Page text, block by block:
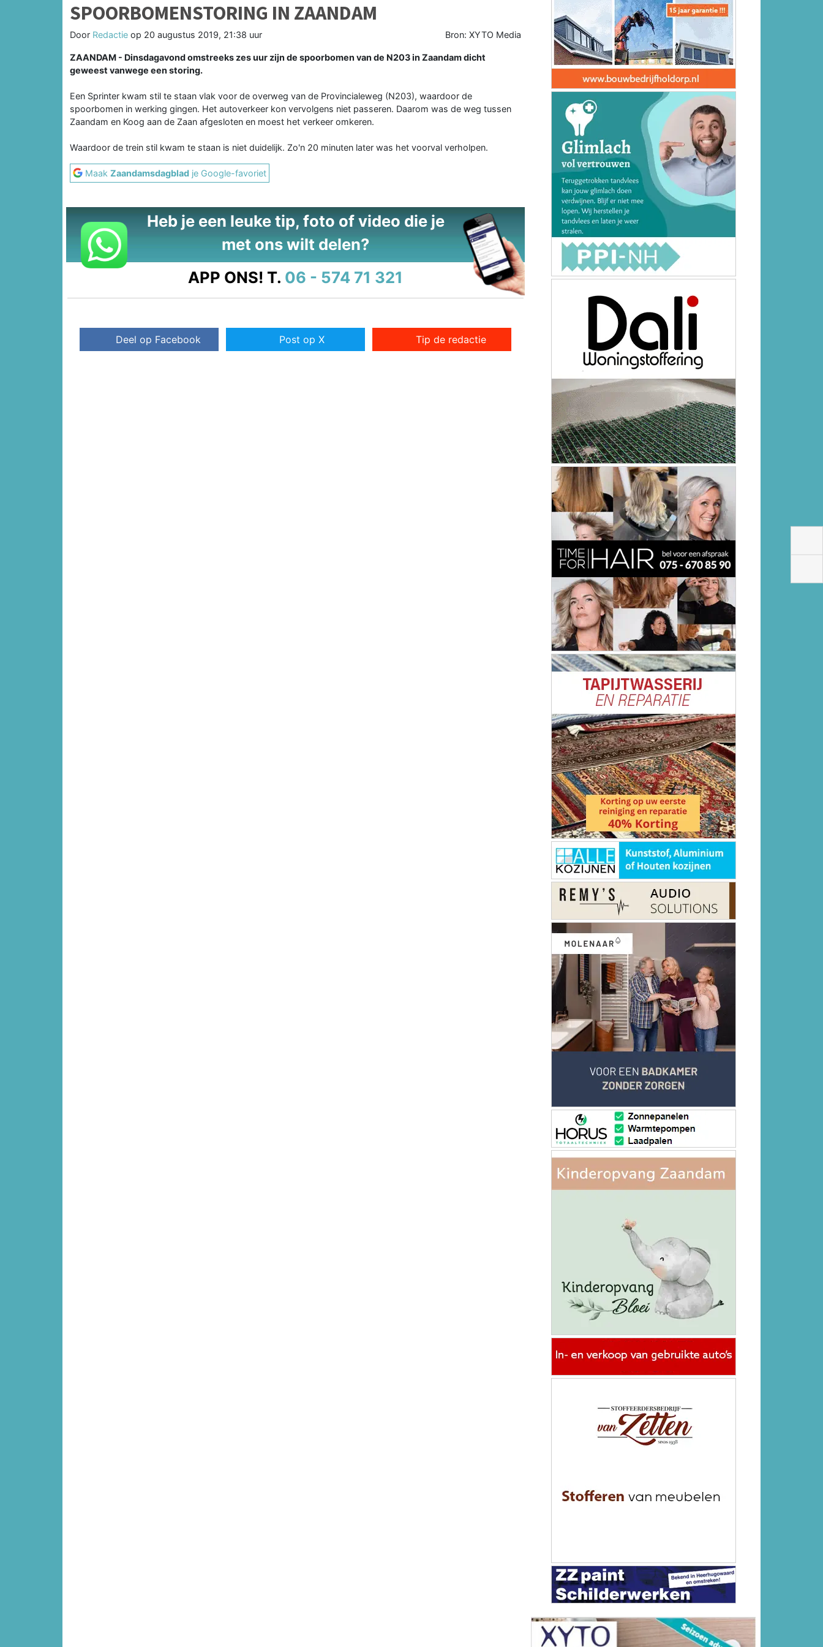
SPOORBOMENSTORING IN ZAANDAM
Door Redactie op 20 augustus 2019, 21:38 uur Bron: XYTO Media
ZAANDAM - Dinsdagavond omstreeks zes uur zijn de spoorbomen van de N203 in Zaandam dicht
geweest vanwege een storing.
Een Sprinter kwam stil te staan vlak voor de overweg van de Provincialeweg (N203), waardoor de
spoorbomen in werking gingen. Het autoverkeer kon vervolgens niet passeren. Daarom was de weg tussen
Zaandam en Koog aan de Zaan afgesloten en moest het verkeer omkeren.
Waardoor de trein stil kwam te staan is niet duidelijk. Zo'n 20 minuten later was het voorval verholpen.
Maak Zaandamsdagblad je Google-favoriet
Heb je een leuke tip, foto of video die je
met ons wilt delen?
APP ONS! T. 06 - 574 71 321
Deel op Facebook Post op X Tip de redactie